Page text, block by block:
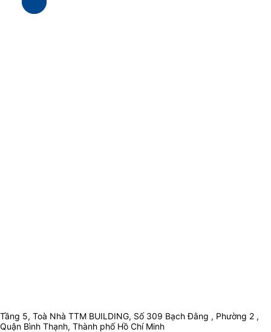
Tầng 5, Toà Nhà TTM BUILDING, Số 309 Bạch Đằng , Phường 2 ,
Quận Bình Thạnh, Thành phố Hồ Chí Minh